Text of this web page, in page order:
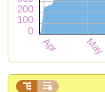
 